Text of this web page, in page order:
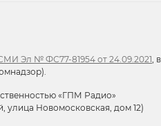
Эл № ФС77-81954 от 24.09.2021,
«ГПМ Радио»
улица Новомосковская, дом 12)